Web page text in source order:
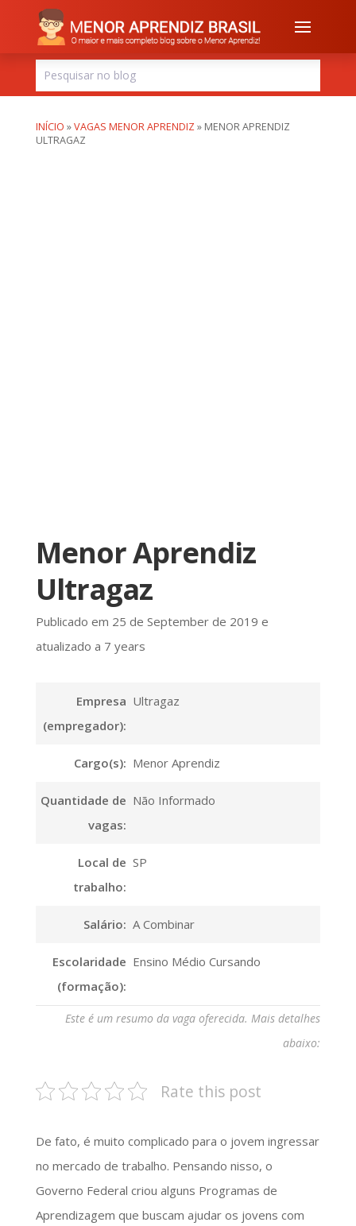
INÍCIO »VAGAS MENOR APRENDIZ» MENOR APRENDIZ
ULTRAGAZ
Menor Aprendiz
Ultragaz
Publicado em 25 de September de 2019 e
atualizado a 7 years
Empresa
(empregador):
Ultragaz
Cargo(s): Menor Aprendiz
Quantidade de
vagas:
Não Informado
Local de
trabalho:
SP
Salário: A Combinar
Escolaridade
(formação):
Ensino Médio Cursando
Este é um resumo da vaga oferecida. Mais detalhes
abaixo:
Rate this post
De fato, é muito complicado para o jovem ingressar
no mercado de trabalho. Pensando nisso, o
Governo Federal criou alguns Programas de
Aprendizagem que buscam ajudar os jovens com